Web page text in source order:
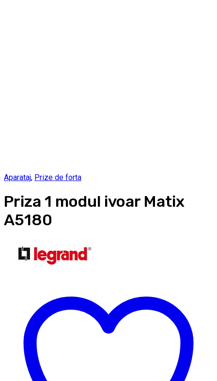
Aparataj, Prize de forta
Priza 1 modul ivoar Matix
A5180